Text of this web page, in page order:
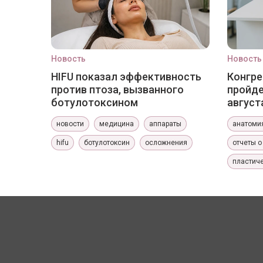
Новость
HIFU показал эффективность
против птоза, вызванного
ботулотоксином
новости медицина аппараты
hifu ботулотоксин осложнения
Новость
отчеты